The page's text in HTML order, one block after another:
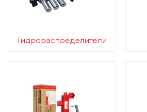
Гидрораспределители